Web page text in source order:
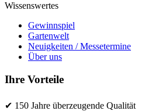
Wissenswertes
Gewinnspiel
Gartenwelt
Neuigkeiten / Messetermine
Über uns
Ihre Vorteile
✔ 150 Jahre überzeugende Qualität